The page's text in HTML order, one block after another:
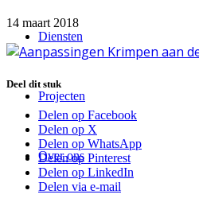
Diensten
Projecten
Over ons
14 maart 2018
Deel dit stuk
Delen op Facebook
Delen op X
Delen op WhatsApp
Delen op Pinterest
Delen op LinkedIn
Delen via e-mail